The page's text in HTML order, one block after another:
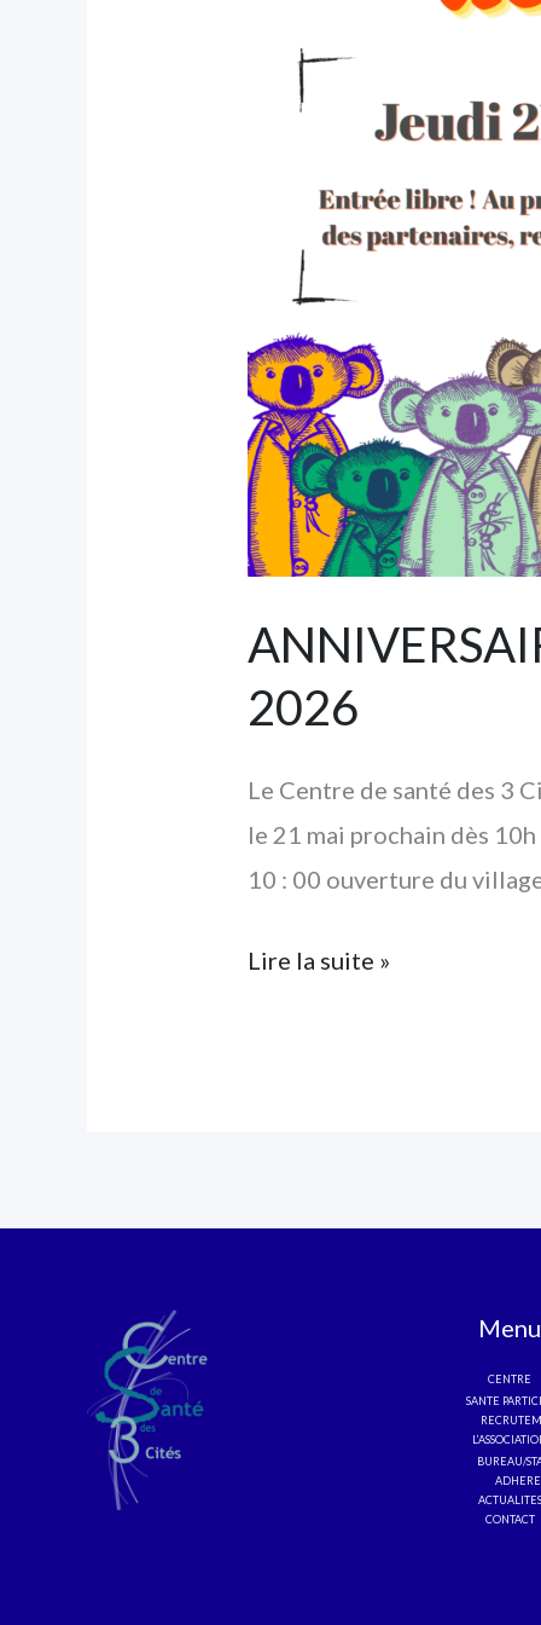
2026
Le Centre de santé des 3
le 21 mai prochain dès
10 : 00 ouverture du
Lire la suite »
Menu
CENTRE
SANTE
BUREAU/
ACTUALITES
CONTACT